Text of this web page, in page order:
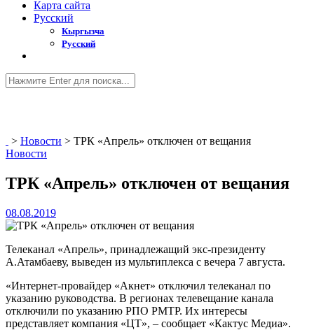
Карта сайта
Русский
Кыргызча
Русский
> Новости > ТРК «Апрель» отключен от вещания
Новости
ТРК «Апрель» отключен от вещания
08.08.2019
Телеканал «Апрель», принадлежащий экс-президенту
А.Атамбаеву, выведен из мультиплекса с вечера 7 августа.
«Интернет-провайдер «Акнет» отключил телеканал по
указанию руководства. В регионах телевещание канала
отключили по указанию РПО РМТР. Их интересы
представляет компания «ЦТ», – сообщает «Кактус Медиа».